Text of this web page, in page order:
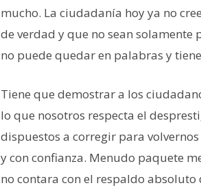
mucho. La ciudadanía hoy ya no
de verdad y que no sean solamente
no puede quedar en palabras y
Tiene que demostrar a los
lo que nosotros respecta el
dispuestos a corregir para
y con confianza. Menudo paquete
no contara con el respaldo absoluto